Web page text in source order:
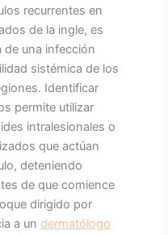
recurrentes en
de la ingle, es
de una infección
sistémica de los
Identificar
permite utilizar
intralesionales o
que actúan
deteniendo
de que comience
dirigido por
a un dermatólogo